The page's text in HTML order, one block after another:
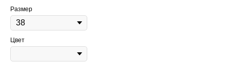
Размер
Цвет